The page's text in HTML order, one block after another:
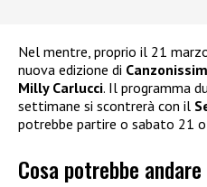
Nel mentre, proprio il 21
nuova edizione di
Milly Carlucci. Il programma
settimane si scontrerà con il
potrebbe partire o sabato 21
Cosa potrebbe